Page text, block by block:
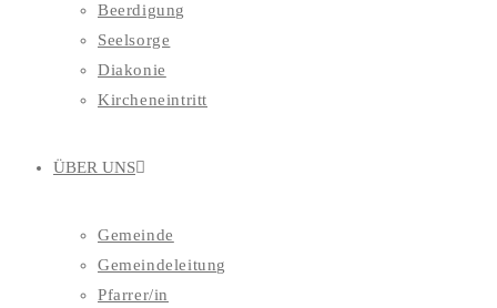
Beerdigung
Seelsorge
Diakonie
Kircheneintritt
ÜBER UNS
Gemeinde
Gemeindeleitung
Pfarrer/in